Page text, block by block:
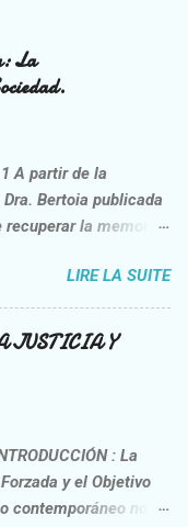
La
A partir de la
Bertoia publicada
recuperar la memoria
2026/02/06/danie
la-memoria-de-
, opera una
la praxis del
como sujetos
una sociedad civil. Si
un académico
LIRE LA SUITE
JUSTICIA Y
: La
y el Objetivo
contemporáneo no es